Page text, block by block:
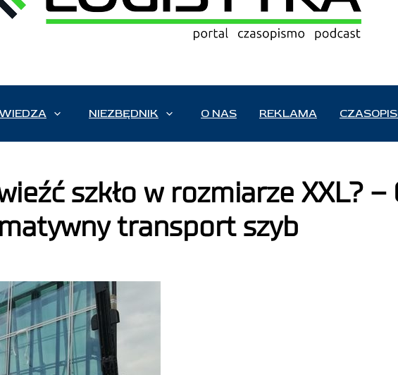
NIEZBĘDNIK O NAS REKLAMA
szkło w rozmiarze XXL? –
transport szyb